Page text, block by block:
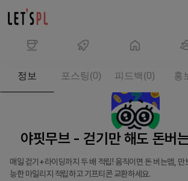
서
야핏무브 - 걷기만 해도 돈버
매일 걷기+라이딩까지 두 배 적립! 움직이면 돈 버는앱,
능한 마일리지 적립하고 기프티콘 교환하세요.
정보 포스팅(0) 피드백 (0) 홍